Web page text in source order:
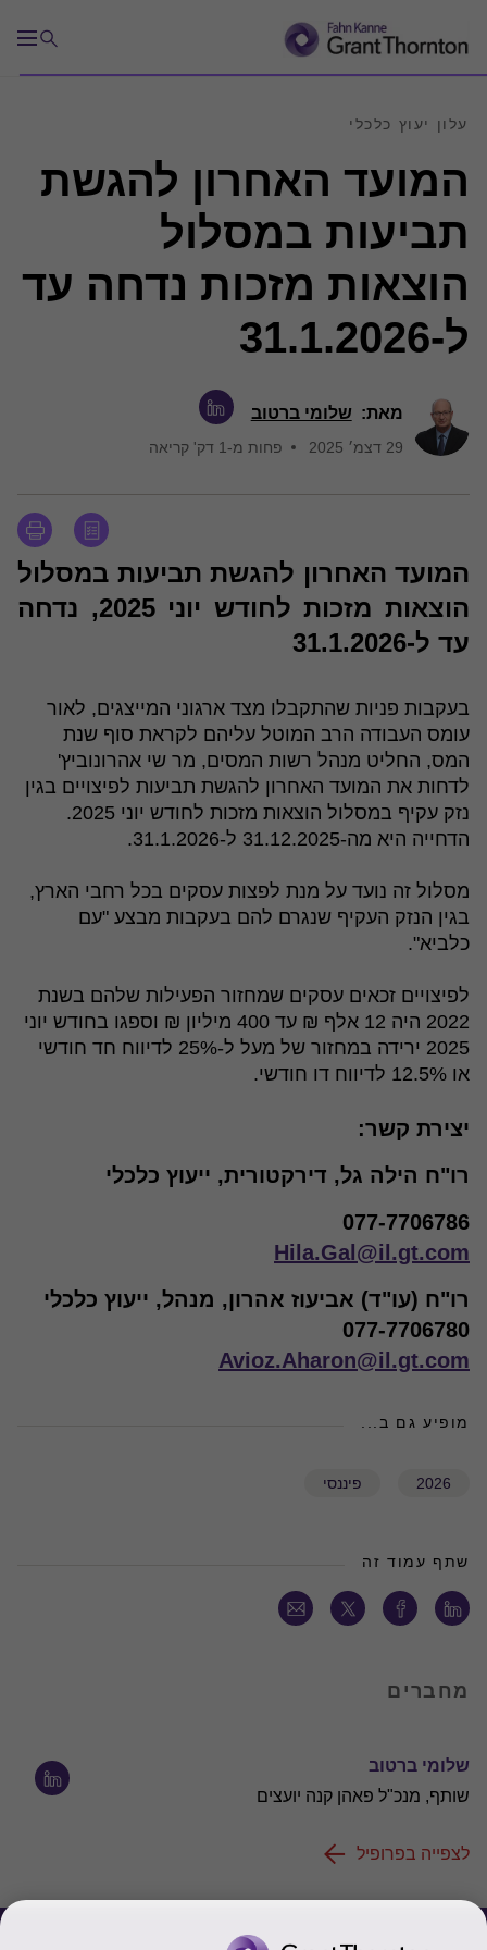
המועד האחרון להגשת
תביעות במסלול
הוצאות מזכות נדחה עד
ל-31.1.2026
עלון יעוץ כלכלי
מאת: שלומי ברטוב
29 דצמ׳ 2025 פחות מ-1 דק' קריאה
המועד האחרון להגשת תביעות במסלול
הוצאות מזכות לחודש יוני 2025, נדחה
עד ל-31.1.2026
בעקבות פניות שהתקבלו מצד ארגוני המייצגים, לאור
עומס העבודה הרב המוטל עליהם לקראת סוף שנת
המס, החליט מנהל רשות המסים, מר שי אהרונוביץ'
לדחות את המועד האחרון להגשת תביעות לפיצויים בגין
נזק עקיף במסלול הוצאות מזכות לחודש יוני 2025.
הדחייה היא מה-31.12.2025 ל-31.1.2026.
מסלול זה נועד על מנת לפצות עסקים בכל רחבי הארץ,
בגין הנזק העקיף שנגרם להם בעקבות מבצע "עם
כלביא".
לפיצויים זכאים עסקים שמחזור הפעילות שלהם בשנת
2022 היה 12 אלף ₪ עד 400 מיליון ₪ וספגו בחודש יוני
2025 ירידה במחזור של מעל ל-25% לדיווח חד חודשי
או 12.5% לדיווח דו חודשי.
יצירת קשר:
רו"ח הילה גל, דירקטורית, ייעוץ כלכלי
077-7706786
Hila.Gal@il.gt.com
רו"ח (עו"ד) אביעוז אהרון, מנהל, ייעוץ כלכלי
077-7706780
Avioz.Aharon@il.gt.com
מופיע גם ב...
2026 פיננסי
שתף עמוד זה
מחברים
שלומי ברטוב
שותף, מנכ"ל פאהן קנה יועצים
לצפייה בפרופיל